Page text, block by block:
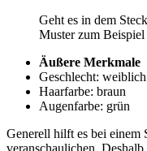
Geht es in dem
Muster zum Beispiel
Äußere Merkmale
Geschlecht: weiblich
Haarfarbe: braun
Augenfarbe: grün
Generell hilft es bei einem
veranschaulichen.